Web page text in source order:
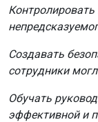
Контролировать
Создавать
сотрудники
Обучать
эффективной и